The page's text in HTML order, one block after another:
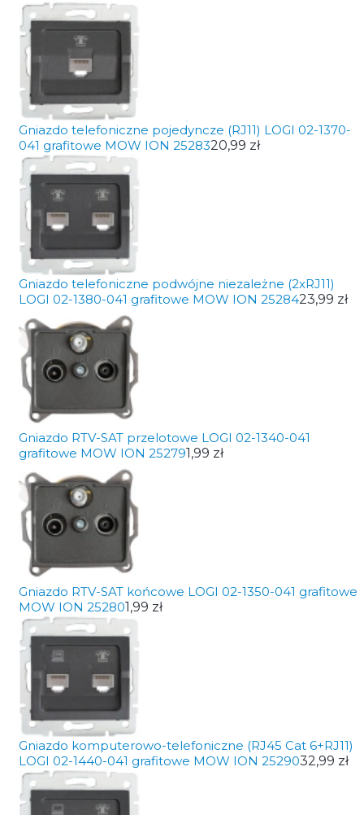
Gniazdo telefoniczne pojedyncze (RJ11) LOGI 02-1370-
041 grafitowe MOW ION 2528320,99 zł
Gniazdo telefoniczne podwójne niezależne (2xRJ11)
LOGI 02-1380-041 grafitowe MOW ION 2528423,99 zł
Gniazdo RTV-SAT przelotowe LOGI 02-1340-041
grafitowe MOW ION 252791,99 zł
Gniazdo RTV-SAT końcowe LOGI 02-1350-041 grafitowe
MOW ION 252801,99 zł
Gniazdo komputerowo-telefoniczne (RJ45 Cat 6+RJ11)
LOGI 02-1440-041 grafitowe MOW ION 2529032,99 zł